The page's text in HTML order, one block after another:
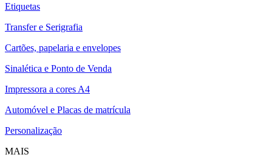
Etiquetas
Transfer e Serigrafia
Cartões, papelaria e envelopes
Sinalética e Ponto de Venda
Impressora a cores A4
Automóvel e Placas de matrícula
Personalização
MAIS